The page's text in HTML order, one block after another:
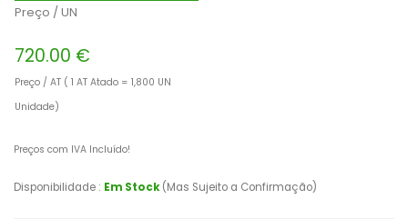
Preço / UN
720.00 €
Preço / AT ( 1 AT Atado = 1,800 UN
Unidade)
Preços com IVA Incluído!
Disponibilidade : Em Stock(Mas Sujeito a Confirmação)